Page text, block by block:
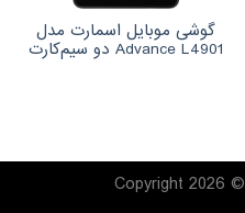
گوشی موبایل اسمارت مدل
Advance L4901 دو سیم‌کارت
Copyright 2026 ©